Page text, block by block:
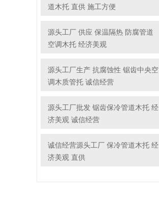
道木托 直供 施工方便
源头工厂 供应 保温隔热 防腐管道
空调木托 经济美观
源头工厂生产 抗腐蚀性 锯齿中央空
调木质管托 诚信经营
源头工厂批发 锯齿保冷管道木托 经
济美观 诚信经营
诚信经营源头工厂 保冷管道木托 经
济美观 直供